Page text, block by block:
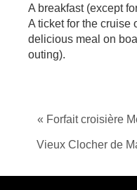
A breakfast (except
A ticket for the cruise
delicious meal on
outing).
« Forfait croisière
Vieux Clocher de